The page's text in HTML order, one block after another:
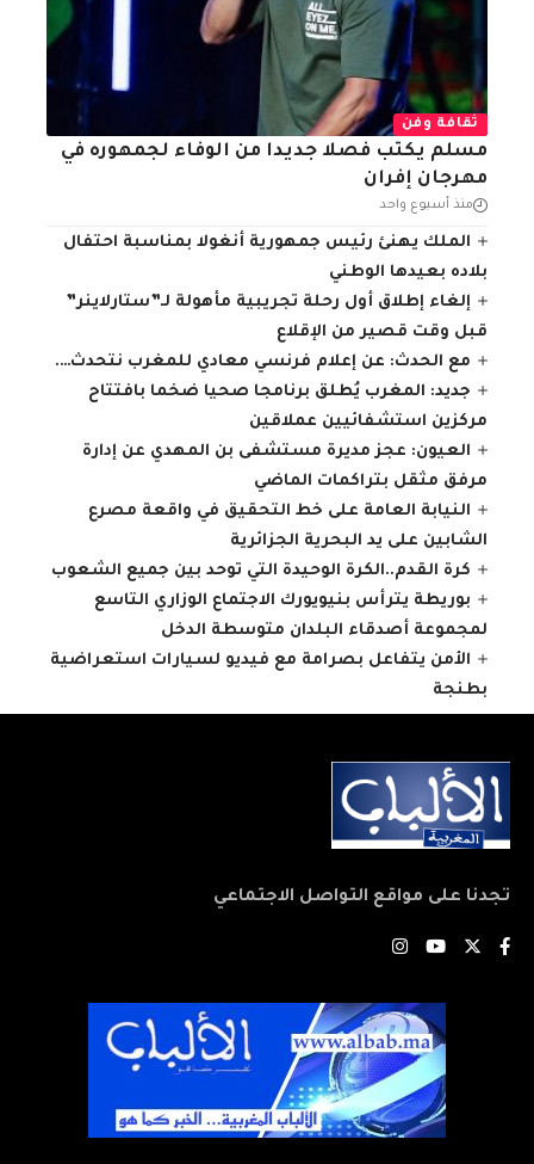
ثقافة وفن
مسلم يكتب فصلا جديدا من الوفاء لجمهوره في
مهرجان إفران
منذ أسبوع واحد
الملك يهنئ رئيس جمهورية أنغولا بمناسبة احتفال
بلاده بعيدها الوطني
إلغاء إطلاق أول رحلة تجريبية مأهولة لـ”ستارلاينر”
قبل وقت قصير من الإقلاع
مع الحدث: عن إعلام فرنسي معادي للمغرب نتحدث….
جديد: المغرب يُطلق برنامجا صحيا ضخما بافتتاح
مركزين استشفائيين عملاقين
العيون: عجز مديرة مستشفى بن المهدي عن إدارة
مرفق مثقل بتراكمات الماضي
النيابة العامة على خط التحقيق في واقعة مصرع
الشابين على يد البحرية الجزائرية
كرة القدم..الكرة الوحيدة التي توحد بين جميع الشعوب
بوريطة يترأس بنيويورك الاجتماع الوزاري التاسع
لمجموعة أصدقاء البلدان متوسطة الدخل
الأمن يتفاعل بصرامة مع فيديو لسيارات استعراضية
بطنجة
تجدنا على مواقع التواصل الاجتماعي